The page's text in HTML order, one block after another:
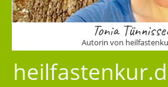
Tonia
Autorin von